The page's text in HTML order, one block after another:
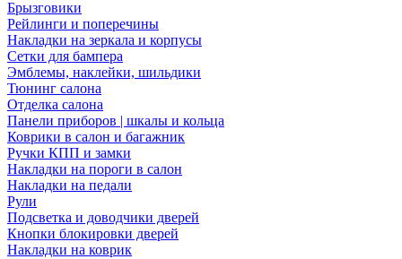
Брызговики
Рейлинги и поперечины
Накладки на зеркала и корпусы
Сетки для бампера
Эмблемы, наклейки, шильдики
Тюнинг салона
Отделка салона
Панели приборов | шкалы и кольца
Коврики в салон и багажник
Ручки КПП и замки
Накладки на пороги в салон
Накладки на педали
Рули
Подсветка и доводчики дверей
Кнопки блокировки дверей
Накладки на коврик